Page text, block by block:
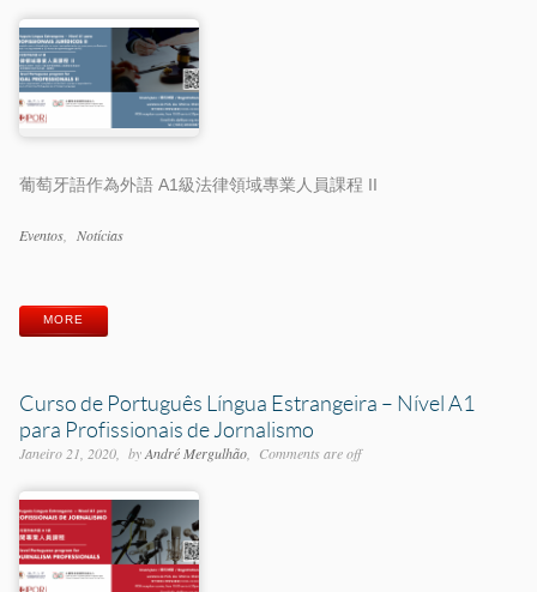
葡萄牙語作為外語 A1級法律領域專業人員課程 II
Categorias
Eventos
Notícias
MORE
Curso de Português Língua Estrangeira – Nível A1
para Profissionais de Jornalismo
Janeiro 21, 2020 byAndré Mergulhão Comments are off